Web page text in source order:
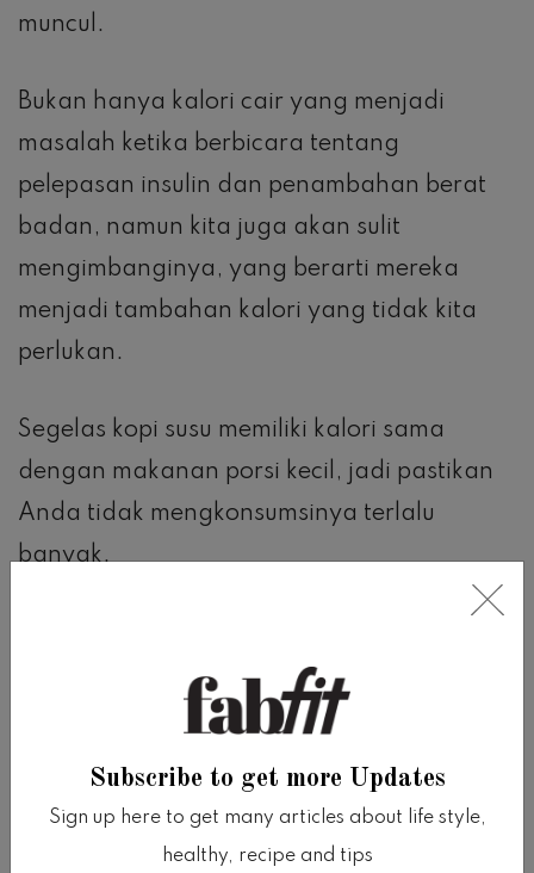
muncul.
Bukan hanya kalori cair yang menjadi
masalah ketika berbicara tentang
pelepasan insulin dan penambahan berat
badan, namun kita juga akan sulit
mengimbanginya, yang berarti mereka
menjadi tambahan kalori yang tidak kita
perlukan.
Segelas kopi susu memiliki kalori sama
dengan makanan porsi kecil, jadi pastikan
Anda tidak mengkonsumsinya terlalu
banyak.
penting jadi pastikan Anda meminum kopi
saat makan atau mengemil dan hanya
Subscribe to get more Updates
Sign up here to get many articles about life style,
healthy, recipe and tips